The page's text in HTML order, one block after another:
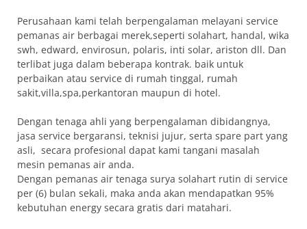
Perusahaan kami telah berpengalaman melayani service
pemanas air berbagai merek,seperti solahart, handal, wika
swh, edward, envirosun, polaris, inti solar, ariston dll. Dan
terlibat juga dalam beberapa kontrak. baik untuk
perbaikan atau service di rumah tinggal, rumah
sakit,villa,spa,perkantoran maupun di hotel.
Dengan tenaga ahli yang berpengalaman dibidangnya,
jasa service bergaransi, teknisi jujur, serta spare part yang
asli, secara profesional dapat kami tangani masalah
mesin pemanas air anda.
Dengan pemanas air tenaga surya solahart rutin di service
per (6) bulan sekali, maka anda akan mendapatkan 95%
kebutuhan energy secara gratis dari matahari.